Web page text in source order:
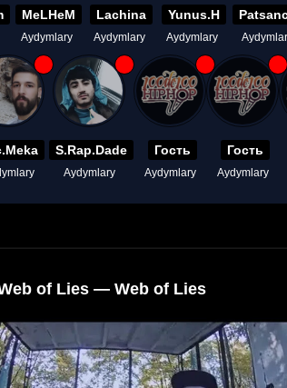
MeLHeM
Aydymlary
Lachina
Aydymlary
Yunus.H
Aydymlary
S.Rap.Dade
Aydymlary
Гость
Aydymlary
Гость
Aydymlary
of Lies — Web of Lies